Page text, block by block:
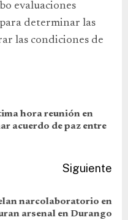
evaluaciones
determinar las
las condiciones de
hora reunión en
acuerdo de paz entre
Siguiente
narcolaboratorio en
arsenal en Durango